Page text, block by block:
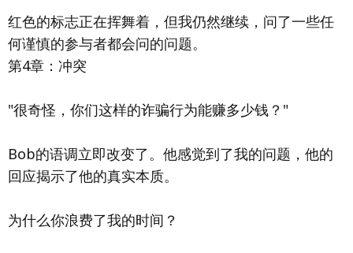
红色的标志正在挥舞着，但我仍然继续，问了一些任
何谨慎的参与者都会问的问题。
第4章：冲突
"很奇怪，你们这样的诈骗行为能赚多少钱？"
Bob的语调立即改变了。他感觉到了我的问题，他的
回应揭示了他的真实本质。
为什么你浪费了我的时间？